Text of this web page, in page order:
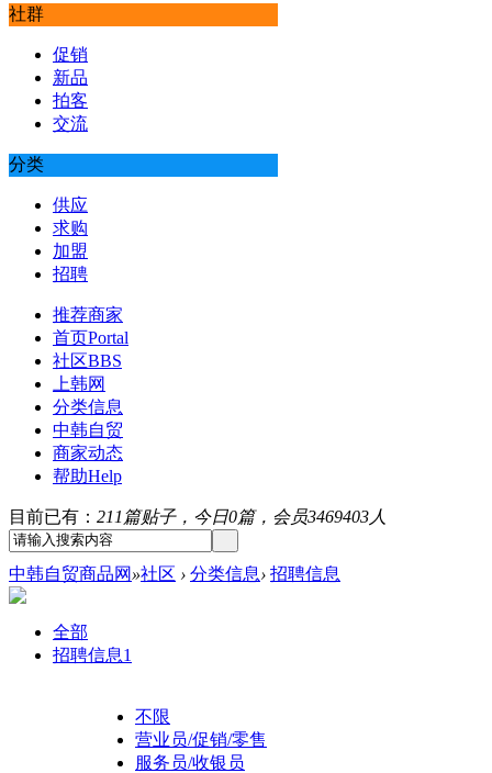
社群
促销
新品
拍客
交流
分类
供应
求购
加盟
招聘
推荐商家
首页Portal
社区BBS
上韩网
分类信息
中韩自贸
商家动态
帮助Help
目前已有： 211篇贴子，今日0篇，会员3469403人
中韩自贸商品网 »社区 › 分类信息› 招聘信息
全部
招聘信息1
不限
营业员/促销/零售
服务员/收银员